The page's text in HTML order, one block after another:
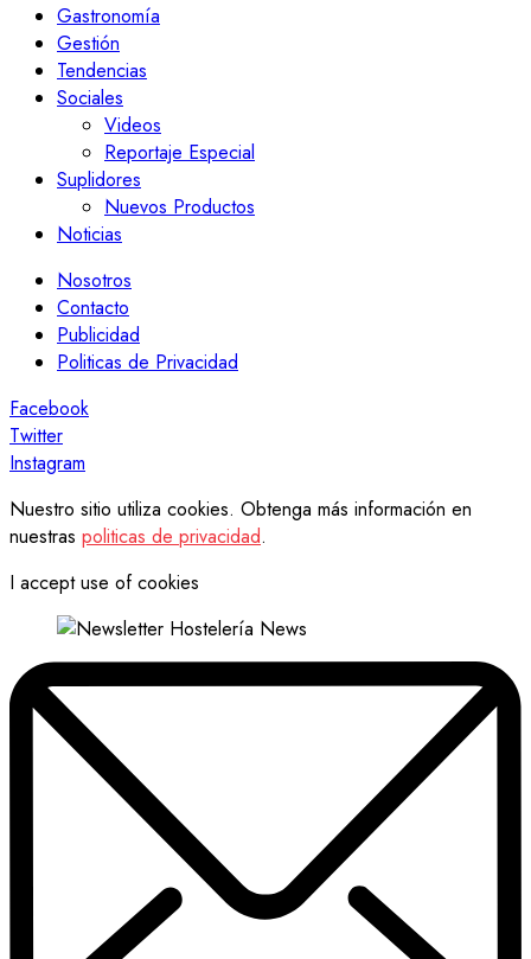
Gastronomía
Gestión
Tendencias
Sociales
Videos
Reportaje Especial
Suplidores
Nuevos Productos
Noticias
Nosotros
Contacto
Publicidad
Politicas de Privacidad
Facebook
Twitter
Instagram
Nuestro sitio utiliza cookies. Obtenga más información en
nuestras politicas de privacidad.
I accept use of cookies